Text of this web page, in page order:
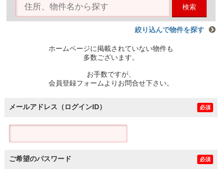
検索
絞り込んで物件を探す
ホームページに掲載されていない物件も
多数ございます。
お手数ですが、
会員登録フォームよりお問合せ下さい。
メールアドレス（ログインID） 必須
ご希望のパスワード 必須